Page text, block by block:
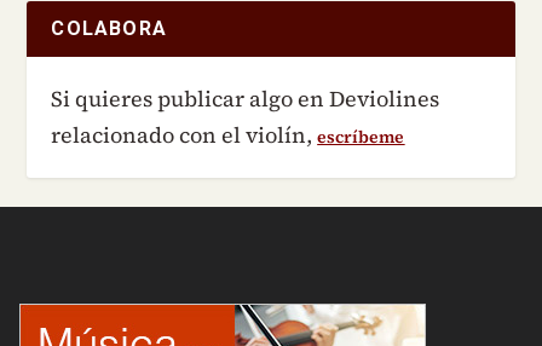
COLABORA
Si quieres publicar algo en Deviolines
relacionado con el violín,escríbeme